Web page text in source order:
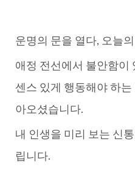
운명의 문을 열다, 오늘
애정 전선에서 불안함이
센스 있게 행동해야 하
아오셨습니다.
내 인생을 미리 보는 신
립니다.